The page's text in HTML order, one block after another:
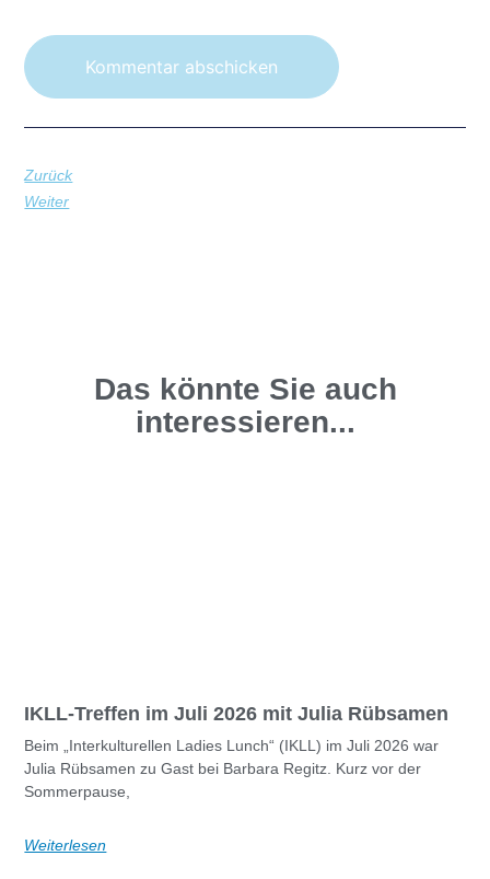
Zurück
Weiter
Das könnte Sie auch
interessieren...
IKLL-Treffen im Juli 2026 mit Julia Rübsamen
Beim „Interkulturellen Ladies Lunch“ (IKLL) im Juli 2026 war
Julia Rübsamen zu Gast bei Barbara Regitz. Kurz vor der
Sommerpause,
Weiterlesen